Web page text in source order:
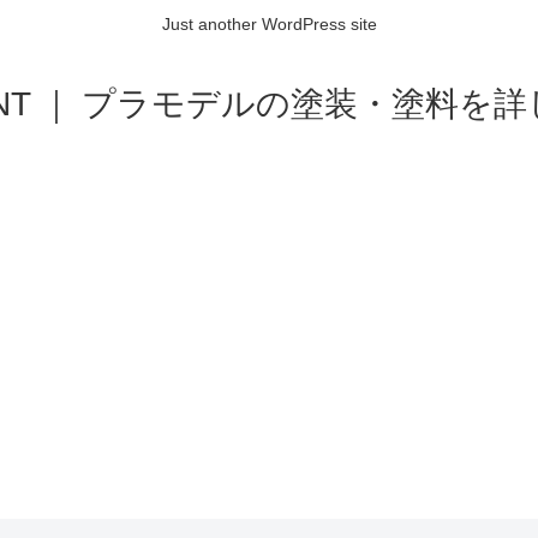
Just another WordPress site
｜ プラモデルの塗装・塗料を詳